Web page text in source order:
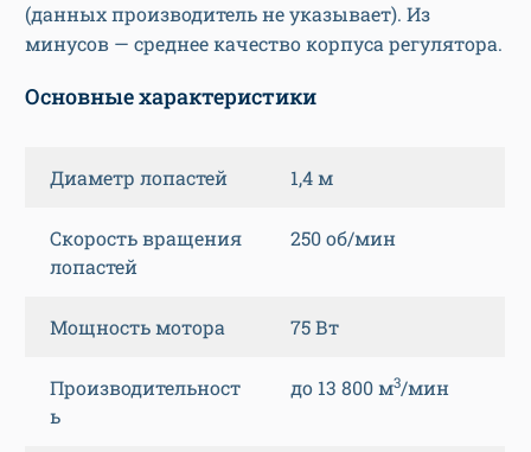
(данных производитель не указывает). Из
минусов — среднее качество корпуса регулятора.
Основные характеристики
Диаметр лопастей 1,4 м
Скорость вращения
лопастей
250 об/мин
Мощность мотора 75 Вт
Производительност
ь
до 13 800 м3/мин